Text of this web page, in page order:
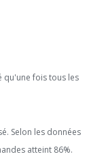
qu'une fois tous les
Selon les données
atteint 86%.